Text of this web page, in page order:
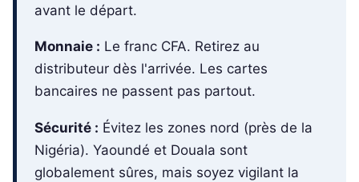
avant le départ.
Monnaie : Le franc CFA. Retirez au
distributeur dès l'arrivée. Les cartes
bancaires ne passent pas partout.
Sécurité : Évitez les zones nord (près de la
Nigéria). Yaoundé et Douala sont
globalement sûres, mais soyez vigilant la